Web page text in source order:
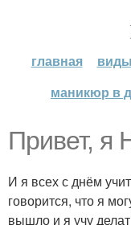
главная
маникюр в
Привет, я
И я всех с днём
говорится, что я
вышло и я учу